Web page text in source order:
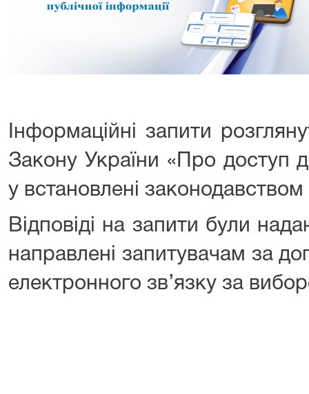
Інформаційні запити
Закону України «Про доступ
у встановлені законодавством
Відповіді на запити були
направлені запитувачам за
електронного зв’язку за